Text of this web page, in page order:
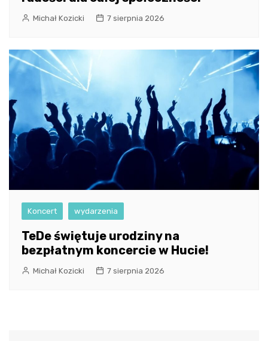
Michał Kozicki 7 sierpnia 2026
Koncert wydarzenia
TeDe świętuje urodziny na
bezpłatnym koncercie w Hucie!
Michał Kozicki 7 sierpnia 2026